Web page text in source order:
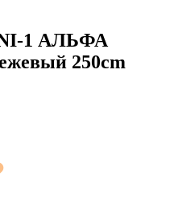
1 АЛЬФА
250cm